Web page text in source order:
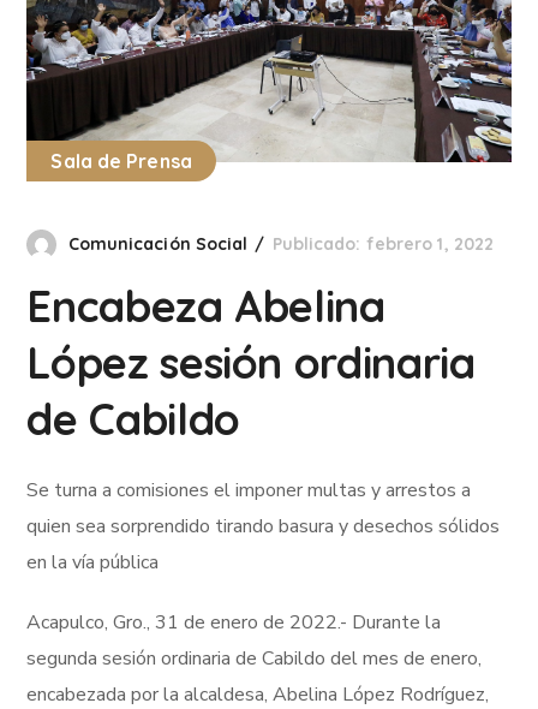
Sala de Prensa
Comunicación Social Publicado: febrero 1, 2022
Encabeza Abelina
López sesión ordinaria
de Cabildo
Se turna a comisiones el imponer multas y arrestos a
quien sea sorprendido tirando basura y desechos sólidos
en la vía pública
Acapulco, Gro., 31 de enero de 2022.- Durante la
segunda sesión ordinaria de Cabildo del mes de enero,
encabezada por la alcaldesa, Abelina López Rodríguez,